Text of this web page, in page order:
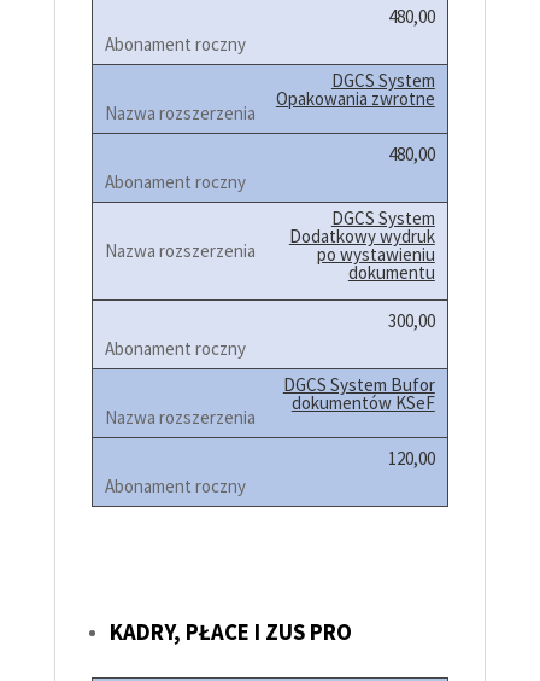
480,00
DGCS System
Opakowania zwrotne
480,00
DGCS System
Dodatkowy wydruk
po wystawieniu
dokumentu
300,00
DGCS System Bufor
dokumentów KSeF
120,00
KADRY, PŁACE I ZUS PRO